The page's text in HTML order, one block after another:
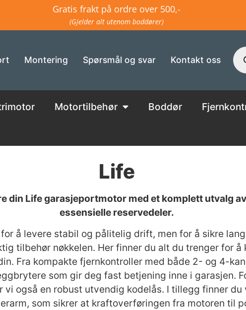
Gratis frakt på ordre over 500,-
(Gjelder alt utenom boddører)
Montering Spørsmål og svar Kontakt oss
Motortilbehør Boddør
Life
din Life garasjeportmotor med et komplett utvalg
essensielle reservedeler.
å levere stabil og pålitelig drift, men for å sikre
tilbehør nøkkelen. Her finner du alt du trenger for å
Fra kompakte fjernkontroller med både 2- og 4-
som gir deg fast betjening inne i garasjen.
vi også en robust utvendig kodelås. I tillegg finner
som sikrer at kraftoverføringen fra motoren til